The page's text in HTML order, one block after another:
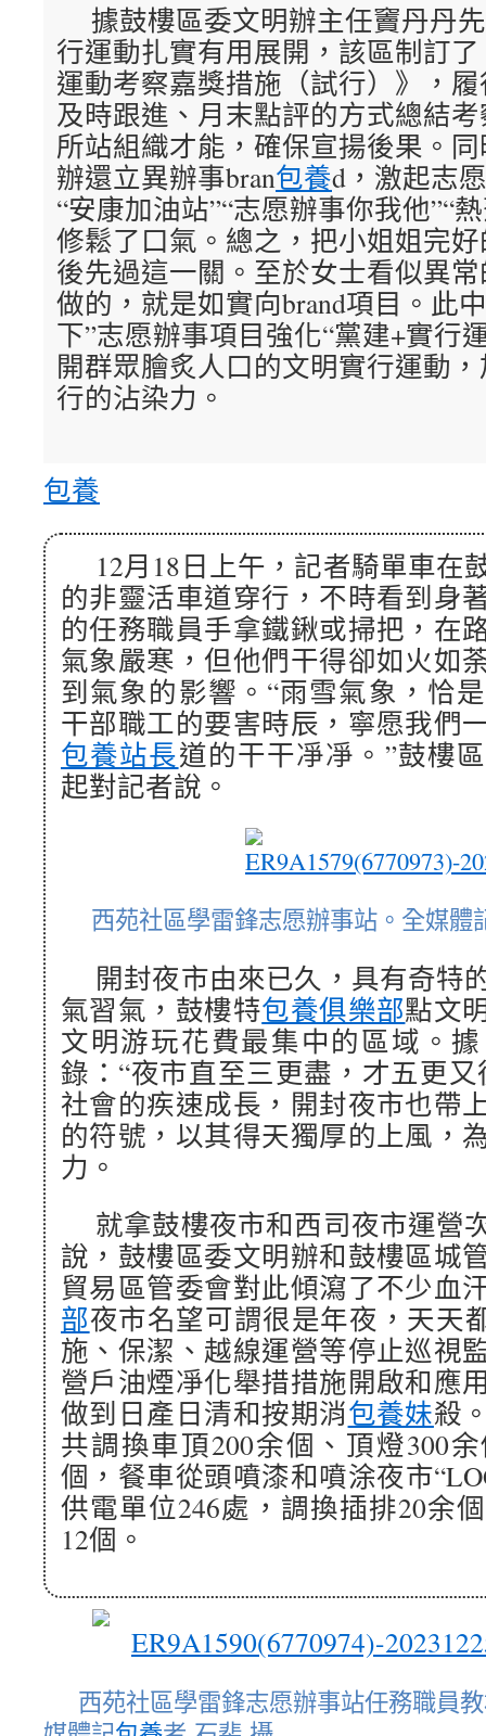
據鼓樓區委文明辦主任竇丹丹
行運動扎實有用展開，該區制訂
運動考察嘉獎措施（試行）》，
及時跟進、月末點評的方式總結
所站組織才能，確保宣揚後果。
辦還立異辦事bran包養d，激起志
“安康加油站”“志愿辦事你我他”“
修鬆了口氣。總之，把小姐姐完
後先過這一關。至於女士看似異
做的，就是如實向brand項目。此
下”志愿辦事項目強化“黨建+實行
開群眾膾炙人口的文明實行運動
行的沾染力。
包養
12月18日上午，記者騎單車在
的非靈活車道穿行，不時看到身
的任務職員手拿鐵鍬或掃把，在
氣象嚴寒，但他們干得卻如火如
到氣象的影響。“雨雪氣象，恰
干部職工的要害時辰，寧愿我們
包養站長道的干干凈凈。”鼓樓
起對記者說。
西苑社區學雷鋒志愿辦事站。全媒體
開封夜市由來已久，具有奇特
氣習氣，鼓樓特包養俱樂部點文
文明游玩花費最集中的區域。
錄：“夜市直至三更盡，才五更
社會的疾速成長，開封夜市也帶
的符號，以其得天獨厚的上風，
力。
就拿鼓樓夜市和西司夜市運營
說，鼓樓區委文明辦和鼓樓區城
貿易區管委會對此傾瀉了不少血
部夜市名望可謂很是年夜，天天
施、保潔、越線運營等停止巡視
營戶油煙凈化舉措措施開啟和應
做到日產日清和按期消包養妹殺
共調換車頂200余個、頂燈300
個，餐車從頭噴漆和噴涂夜市
供電單位246處，調換插排20余
12個。
西苑社區學雷鋒志愿辦事站任務職員